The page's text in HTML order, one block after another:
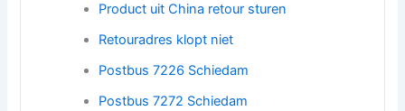
Product uit China retour sturen
Retouradres klopt niet
Postbus 7226 Schiedam
Postbus 7272 Schiedam